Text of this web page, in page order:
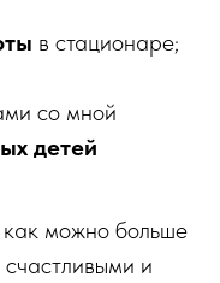
в стационаре;
со мной
детей
можно больше
и